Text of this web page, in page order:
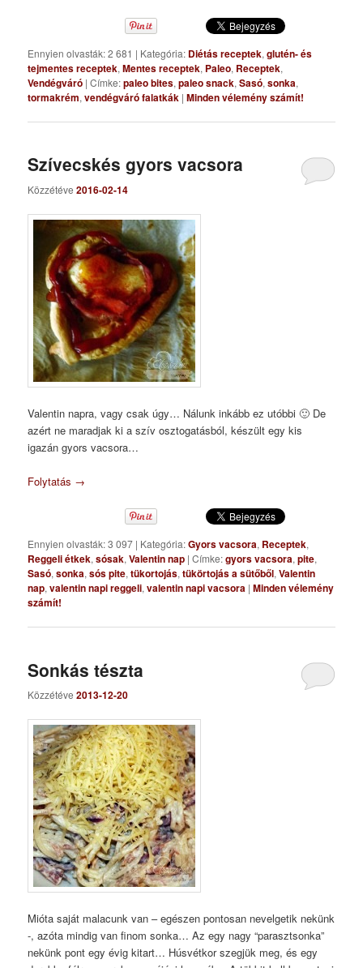
Ennyien olvasták: 2 681 | Kategória: Diétás receptek,glutén- és
tejmentes receptek,Mentes receptek, Paleo, Receptek,
Vendégváró |Címke:paleo bites,paleo snack,Sasó,sonka,
tormakrém,vendégváró falatkák |Minden vélemény számít!
Szívecskés gyors vacsora
Közzétéve2016-02-14
Valentin napra, vagy csak úgy… Nálunk inkább ez utóbbi 🙂 De
azért ne maradjak ki a szív osztogatásból, készült egy kis
igazán gyors vacsora…
Folytatás →
Ennyien olvasták: 3 097 | Kategória:Gyors vacsora, Receptek,
Reggeli étkek,sósak,Valentin nap |Címke:gyors vacsora,pite,
Sasó,sonka,sós pite,tükortojás,tükörtojás a sütőből,Valentin
nap,valentin napi reggeli,valentin napi vacsora |Minden vélemény
számít!
Sonkás tészta
Közzétéve2013-12-20
Mióta saját malacunk van – egészen pontosan nevelgetik nekünk
-, azóta mindig van finom sonka… Az egy nagy “parasztsonka”
nekünk pont egy évig kitart… Húsvétkor szegjük meg, és egy